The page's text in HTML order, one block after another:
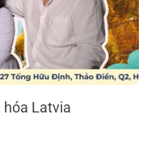
hóa Latvia